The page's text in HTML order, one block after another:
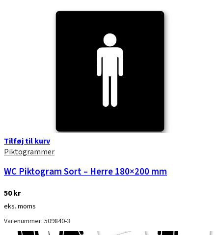
Tilføj til kurv
Piktogrammer
WC Piktogram Sort – Herre 180×200 mm
50kr
eks. moms
Varenummer: 509840-3